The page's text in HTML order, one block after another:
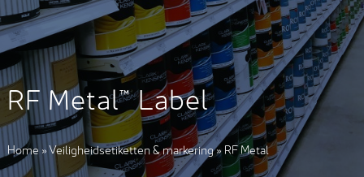
RF Metal™ Label
Home»Veiligheidsetiketten & markering»RF Metal